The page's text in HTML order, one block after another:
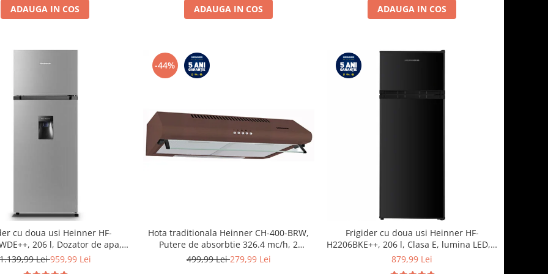
ADAUGA IN COS ADAUGA IN COS ADAUGA IN COS
cu doua usi Heinner HF-
206 l, Dozator de apa,
LED, H 143.4 cm, Clasa E,
1.139,99 Lei959,99 Lei
-44%
Hota traditionala Heinner CH-400-BRW,
Putere de absorbtie 326.4 mc/h, 2
motoare, 60 cm, Maro
499,99 Lei279,99 Lei
Frigider cu doua usi Heinner HF-
H2206BKE++, 206 l, Clasa E, lumina LED, 3
rafturi de sticla, H 143 cm, Negru
879,99 Lei